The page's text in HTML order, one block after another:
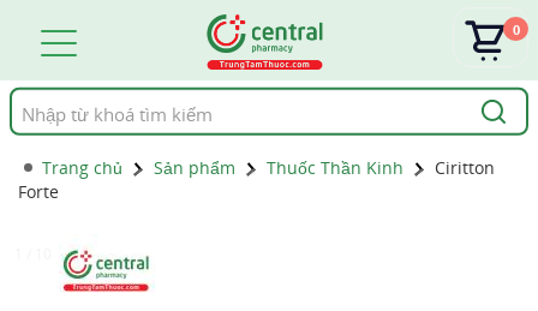
Tìm
kiếm
0
Trang chủ Sản phẩm Thuốc Thần Kinh
Ciritton
Forte